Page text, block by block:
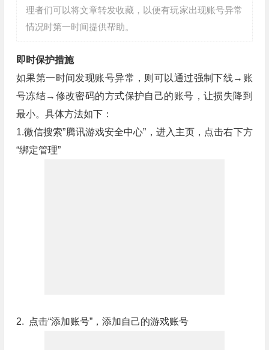
理者们可以将文章转发收藏，以便有玩家出现账号异常
情况时第一时间提供帮助。
即时保护措施
如果第一时间发现账号异常，则可以通过强制下线→账
号冻结→修改密码的方式保护自己的账号，让损失降到
最小。具体方法如下：
1.微信搜索”腾讯游戏安全中心”，进入主页，点击右下方
“绑定管理”
2. 点击“添加账号”，添加自己的游戏账号